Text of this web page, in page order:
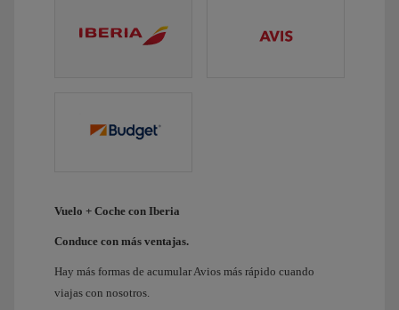
Vuelo + Coche con Iberia
Conduce con más ventajas.
Hay más formas de acumular Avios más rápido cuando
viajas con nosotros.